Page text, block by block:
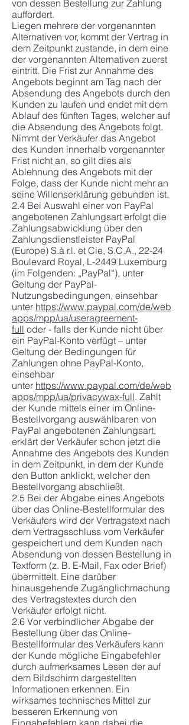
von dessen Bestellung zur Zahlung
auffordert.
Liegen mehrere der vorgenannten
Alternativen vor, kommt der Vertrag in
dem Zeitpunkt zustande, in dem eine
der vorgenannten Alternativen zuerst
eintritt. Die Frist zur Annahme des
Angebots beginnt am Tag nach der
Absendung des Angebots durch den
Kunden zu laufen und endet mit dem
Ablauf des fünften Tages, welcher auf
die Absendung des Angebots folgt.
Nimmt der Verkäufer das Angebot
des Kunden innerhalb vorgenannter
Frist nicht an, so gilt dies als
Ablehnung des Angebots mit der
Folge, dass der Kunde nicht mehr an
seine Willenserklärung gebunden ist.
2.4 Bei Auswahl einer von PayPal
angebotenen Zahlungsart erfolgt die
Zahlungsabwicklung über den
Zahlungsdienstleister PayPal
(Europe) S.à r.l. et Cie, S.C.A., 22-24
Boulevard Royal, L-2449 Luxemburg
(im Folgenden: „PayPal“), unter
Geltung der PayPal-
Nutzungsbedingungen, einsehbar
unter https://www.paypal.com/de/web
apps/mpp/ua/useragreement-
full oder - falls der Kunde nicht über
ein PayPal-Konto verfügt – unter
Geltung der Bedingungen für
Zahlungen ohne PayPal-Konto,
einsehbar
unter https://www.paypal.com/de/web
apps/mpp/ua/privacywax-full. Zahlt
der Kunde mittels einer im Online-
Bestellvorgang auswählbaren von
PayPal angebotenen Zahlungsart,
erklärt der Verkäufer schon jetzt die
Annahme des Angebots des Kunden
in dem Zeitpunkt, in dem der Kunde
den Button anklickt, welcher den
Bestellvorgang abschließt.
2.5 Bei der Abgabe eines Angebots
über das Online-Bestellformular des
Verkäufers wird der Vertragstext nach
dem Vertragsschluss vom Verkäufer
gespeichert und dem Kunden nach
Absendung von dessen Bestellung in
Textform (z. B. E-Mail, Fax oder Brief)
übermittelt. Eine darüber
hinausgehende Zugänglichmachung
des Vertragstextes durch den
Verkäufer erfolgt nicht.
2.6 Vor verbindlicher Abgabe der
Bestellung über das Online-
Bestellformular des Verkäufers kann
der Kunde mögliche Eingabefehler
durch aufmerksames Lesen der auf
dem Bildschirm dargestellten
Informationen erkennen. Ein
wirksames technisches Mittel zur
besseren Erkennung von
Eingabefehlern kann dabei die